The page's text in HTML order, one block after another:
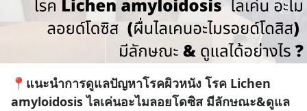
📍แนะนำการดูแลปัญหาโรคผิวหนัง โรค Lichen
amyloidosis ไลเค่นอะไมลอยโดซิส มีลักษณะ&ดูแล